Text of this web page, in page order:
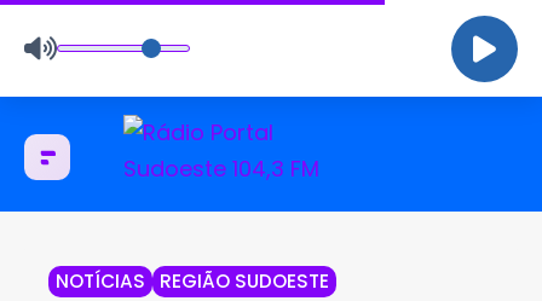
NOTÍCIAS REGIÃO SUDOESTE